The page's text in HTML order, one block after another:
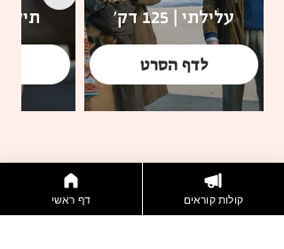
עלילתי | 125 דק'
לדף הסרט
תיעודי |
דף ראשי קולות קוראים